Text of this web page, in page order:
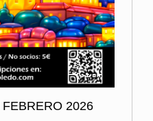
2026